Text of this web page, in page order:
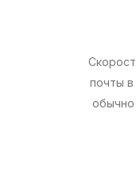
почты
обычно